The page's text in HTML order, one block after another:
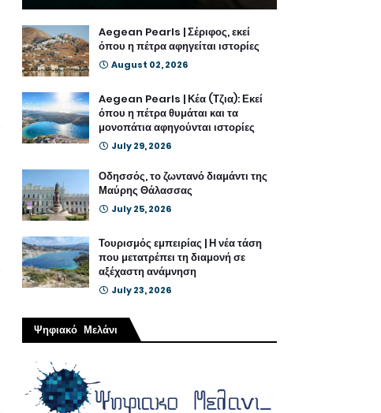
Aegean Pearls | Σέριφος, εκεί
όπου η πέτρα αφηγείται ιστορίες
August 02, 2026
Aegean Pearls | Κέα (Τζια): Εκεί
όπου η πέτρα θυμάται και τα
μονοπάτια αφηγούνται ιστορίες
July 29, 2026
Οδησσός, το ζωντανό διαμάντι της
Μαύρης Θάλασσας
July 25, 2026
Τουρισμός εμπειρίας | Η νέα τάση
που μετατρέπει τη διαμονή σε
αξέχαστη ανάμνηση
July 23, 2026
Ψηφιακό Μελάνι